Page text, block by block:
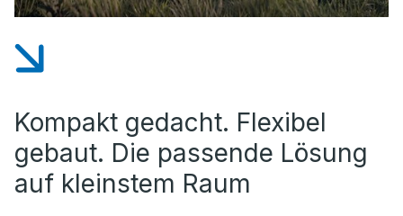
Kompakt gedacht. Flexibel
gebaut. Die passende Lösung
auf kleinstem Raum